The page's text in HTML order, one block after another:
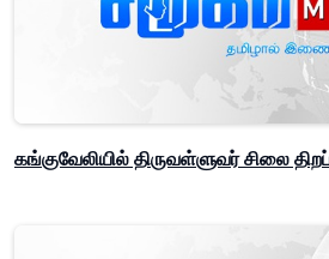
கங்குவேலியில் திருவள்ளுவர் சிலை